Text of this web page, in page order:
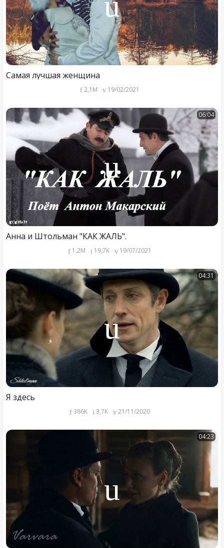
Самая лучшая женщина
2,1M 19/02/2021
06:04
Анна и Штольман "КАК ЖАЛЬ".
1,2M 19,7K 19/07/2021
04:31
Я здесь
386K 3,7K 21/11/2020
04:23